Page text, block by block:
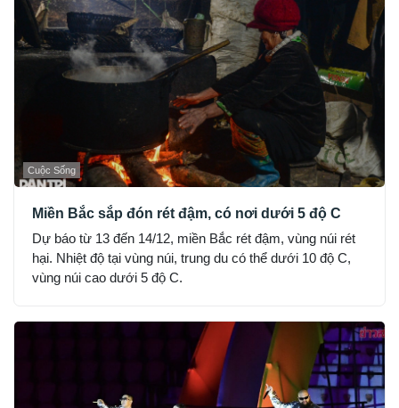
Cuộc Sống
Miền Bắc sắp đón rét đậm, có nơi dưới 5 độ C
Dự báo từ 13 đến 14/12, miền Bắc rét đậm, vùng núi rét
hại. Nhiệt độ tại vùng núi, trung du có thể dưới 10 độ C,
vùng núi cao dưới 5 độ C.